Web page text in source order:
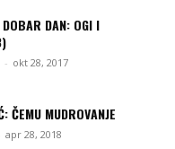
DAN: OGI I
- okt 28, 2017
ČEMU MUDROVANJE
apr 28, 2018